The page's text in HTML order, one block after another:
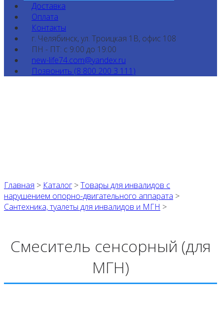
Доставка
Оплата
Контакты
г. Челябинск, ул. Троицкая 1В, офис 108
ПН - ПТ: с 9:00 до 19:00
new-life74.com@yandex.ru
Позвонить (8 800 200 3 111)
Главная > Каталог >Товары для инвалидов с
нарушением опорно-двигательного аппарата >
Сантехника, туалеты для инвалидов и МГН >
Смеситель сенсорный (для
МГН)